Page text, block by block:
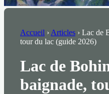
Accueil › Articles › Lac de
tour du lac (guide 2026)
Lac de
baignade,